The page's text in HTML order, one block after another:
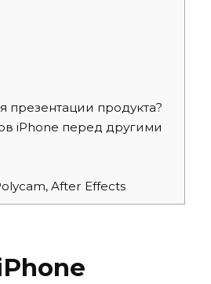
презентации продукта?
iPhone перед другими
After Effects